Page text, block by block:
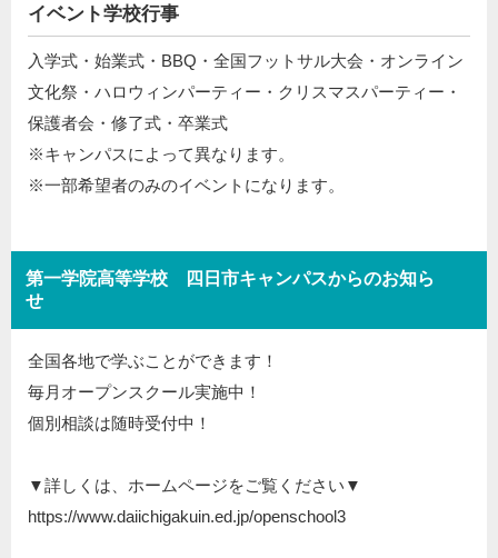
イベント学校行事
入学式・始業式・BBQ・全国フットサル大会・オンライン
文化祭・ハロウィンパーティー・クリスマスパーティー・
保護者会・修了式・卒業式
※キャンパスによって異なります。
※一部希望者のみのイベントになります。
第一学院高等学校 四日市キャンパスからのお知ら
せ
全国各地で学ぶことができます！
毎月オープンスクール実施中！
個別相談は随時受付中！
▼詳しくは、ホームページをご覧ください▼
https://www.daiichigakuin.ed.jp/openschool3